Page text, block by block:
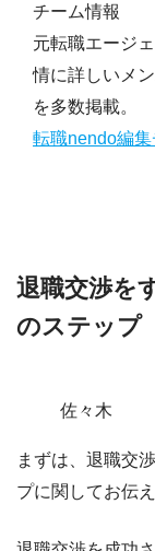
チーム情報
元転職エージ
情に詳しいメ
を多数掲載。
転職nendo編
退職交渉を
のステップ
佐々木
まずは、退職交
プに関してお伝